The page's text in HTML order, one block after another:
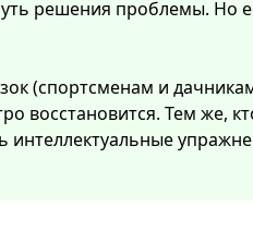
решения проблемы. Но
(спортсменам и
восстановится. Тем же,